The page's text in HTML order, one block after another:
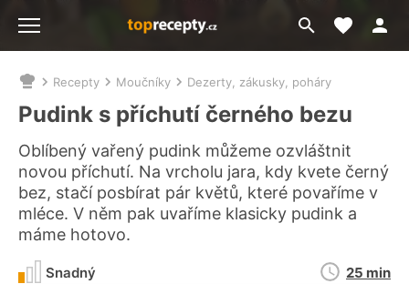
Přejít
na
Moje
Nacházíte
se
zde:
Recepty Moučníky Dezerty, zákusky, poháry
Pudink s příchutí černého bezu
Oblíbený vařený pudink můžeme ozvláštnit
novou příchutí. Na vrcholu jara, kdy kvete černý
bez, stačí posbírat pár květů, které povaříme v
mléce. V něm pak uvaříme klasicky pudink a
máme hotovo.
Snadný
Doba
25 min